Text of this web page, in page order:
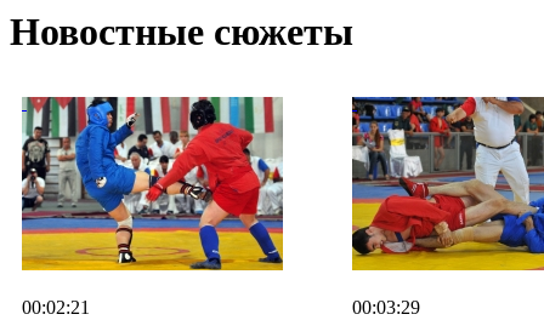
Новостные сюжеты
00:02:21 00:03:29